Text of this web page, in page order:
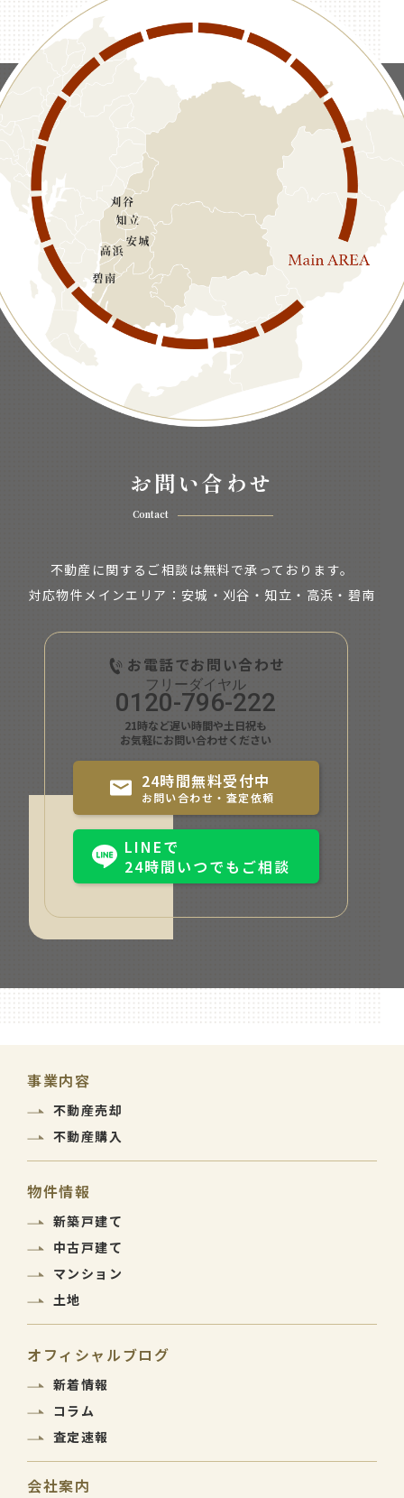
お問い合わせ
Contact
不動産に関するご相談は無料で承っております。
対応物件メインエリア：安城・刈谷・知立・ 高浜・碧南
お電話でお問い合わせ
0120-796-222
21時など遅い時間や土日祝も
お気軽にお問い合わせください
24時間無料受付中
お問い合わせ・査定依頼
LINEで
24時間いつでもご相談
事業内容
不動産売却
不動産購入
物件情報
新築戸建て
中古戸建て
マンション
土地
オフィシャルブログ
新着情報
コラム
査定速報
会社案内